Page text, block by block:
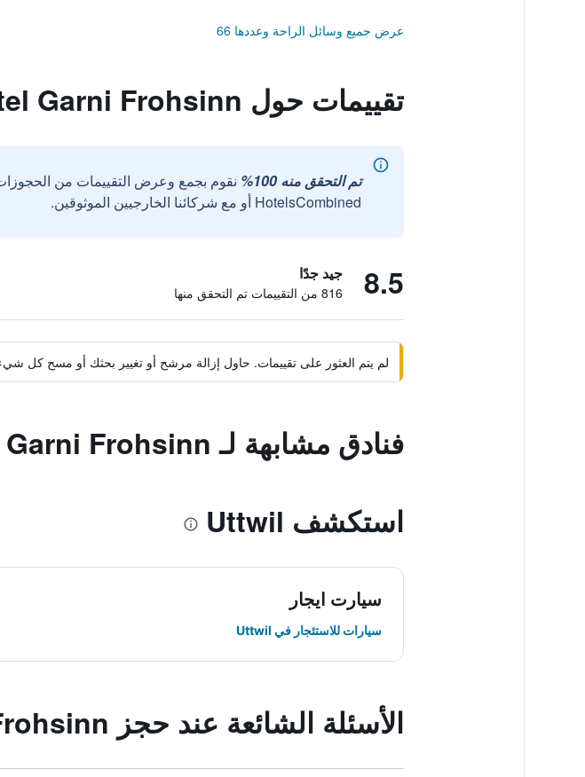
عرض جميع وسائل الراحة وعددها 66
تقييمات حول Hotel Garni Frohsinn
تم التحقق منه 100%
نقوم بجمع وعرض التقييمات من
HotelsCombined أو مع شركائنا الخارجيين الموثوقين.
8.5 جيد جدًا
816 من التقييمات تم التحقق منها
لم يتم العثور على تقييمات. حاول إزالة مرشح أو تغيير بحثك أو مسح كل
فنادق مشابهة لـ Hotel Garni Frohsinn
استكشف Uttwil
سيارت ايجار
سيارات للاستئجار في Uttwil
الأسئلة الشائعة عند حجز Hotel Garni Frohsinn